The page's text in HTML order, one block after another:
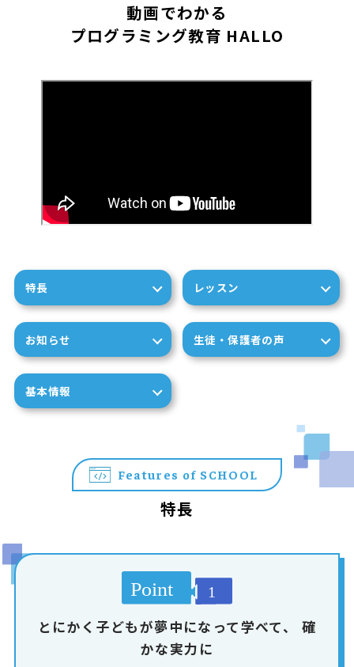
動画でわかる
プログラミング教育 HALLO
特長 レッスン
お知らせ 生徒・保護者の声
基本情報
Features of SCHOOL
特長
とにかく子どもが夢中になって学べて、
確
かな実力に